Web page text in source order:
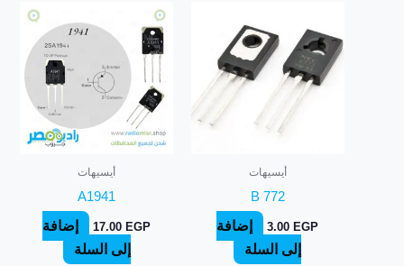
أيسيهات
B 772
3.00 EGP
إضافة
إلى السلة
أيسيهات
A1941
17.00 EGP
إضافة
إلى السلة